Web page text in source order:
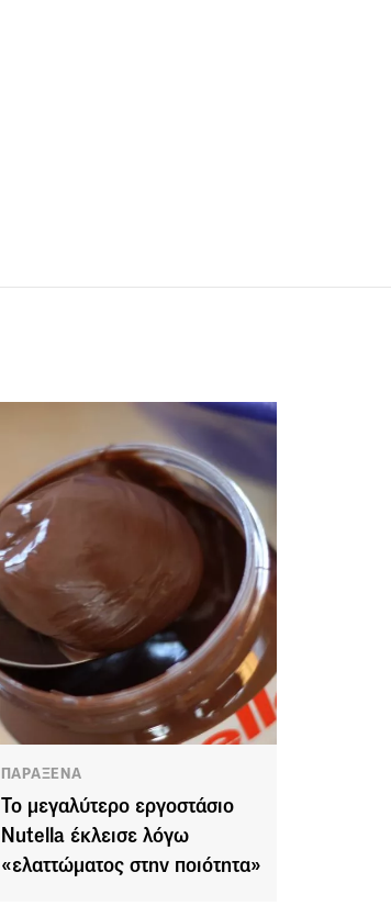
ΠΑΡΑΞΕΝΑ
Το μεγαλύτερο εργοστάσιο
Nutella έκλεισε λόγω
«ελαττώματος στην ποιότητα»